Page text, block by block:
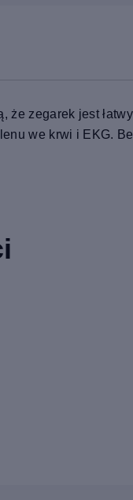
że zegarek jest
we krwi i EKG.